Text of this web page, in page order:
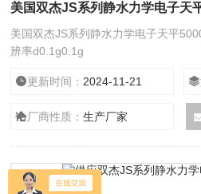
美国双杰JS系列静水力学电子天
美国双杰JS系列静水力学电子天平
辨率d0.1g0.1g
更新时间： 2024-11-21
厂商性质：生产厂家